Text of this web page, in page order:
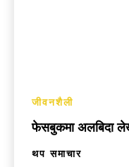
जीवनशैली
फेसबुकमा अलबिदा
थप समाचार